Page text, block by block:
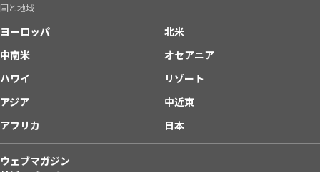
国と地域
ヨーロッパ
北米
中南米
オセアニア
ハワイ
リゾート
アジア
中近東
アフリカ
日本
ウェブマガジン